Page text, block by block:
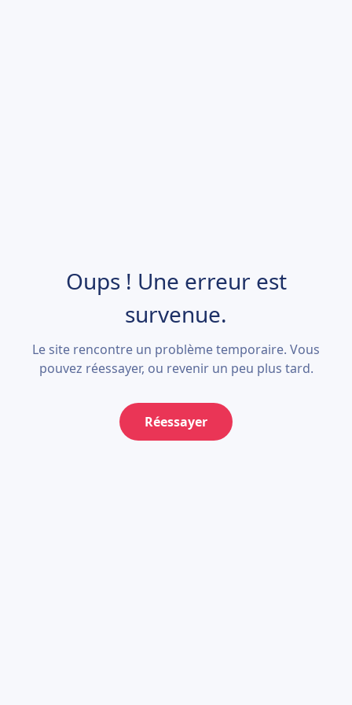
Oups ! Une erreur est
survenue.
Le site rencontre un problème temporaire. Vous
pouvez réessayer, ou revenir un peu plus tard.
Réessayer